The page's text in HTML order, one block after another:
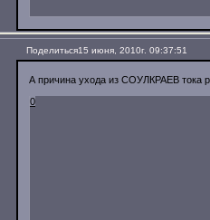
Поделиться15 июня, 2010г. 09:37:51
А причина ухода из СОУЛКРАЕВ тока
0